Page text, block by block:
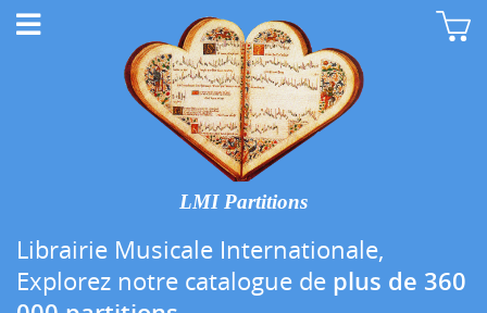
LMI Partitions
Librairie Musicale Internationale,
Explorez notre catalogue de plus de 360